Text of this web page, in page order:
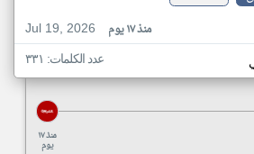
Jul 19, 2026
منذ ١٧ يوم
عدد الكلمات: ٣٣١
منذ ١٧
يوم